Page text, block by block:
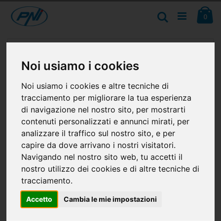
Noi usiamo i cookies
Noi usiamo i cookies e altre tecniche di
tracciamento per migliorare la tua esperienza
di navigazione nel nostro sito, per mostrarti
contenuti personalizzati e annunci mirati, per
analizzare il traffico sul nostro sito, e per
capire da dove arrivano i nostri visitatori.
Navigando nel nostro sito web, tu accetti il
nostro utilizzo dei cookies e di altre tecniche di
tracciamento.
Accetto Cambia le mie impostazioni
Salta
al
contenuto
0
Cerca
Vai
immagini